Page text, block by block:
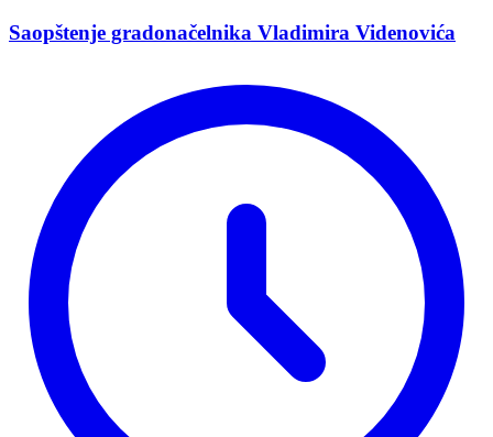
Saopštenje gradonačelnika Vladimira Videnovića